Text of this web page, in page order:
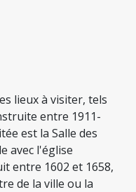
lieux à visiter, tels
entre 1911-
est la Salle des
avec l'église
entre 1602 et 1658,
de la ville ou la